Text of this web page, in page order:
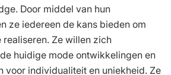
Door middel van hun
ze iedereen de kans bieden om
Ze willen zich
huidige mode ontwikkelingen en
voor individualiteit en uniekheid. Ze